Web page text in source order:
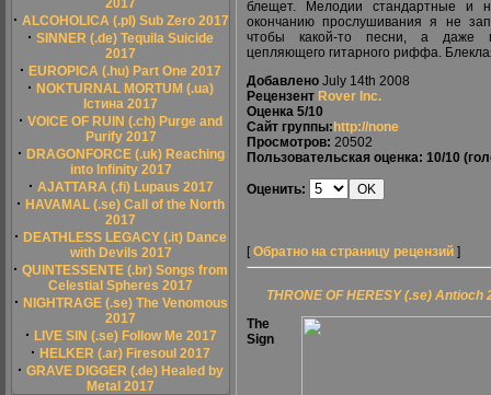
2017
· ALCOHOLICA (.pl) Sub Zero 2017
· SINNER (.de) Tequila Suicide
2017
· EUROPICA (.hu) Part One 2017
· NOKTURNAL MORTUM (.ua)
Істина 2017
· VOICE OF RUIN (.ch) Purge and
Purify 2017
· DRAGONFORCE (.uk) Reaching
into Infinity 2017
· AJATTARA (.fi) Lupaus 2017
· HAVAMAL (.se) Call of the North
2017
· DEATHLESS LEGACY (.it) Dance
with Devils 2017
· QUINTESSENTE (.br) Songs from
Celestial Spheres 2017
· NIGHTRAGE (.se) The Venomous
2017
· LIVE SIN (.se) Follow Me 2017
· HELKER (.ar) Firesoul 2017
· GRAVE DIGGER (.de) Healed by
Metal 2017
блещет. Мелодии стандартные и
окончанию прослушивания я не
чтобы какой-то песни, а даже
цепляющего гитарного риффа.
Добавлено July 14th 2008
Рецензент Rover Inc.
Оценка 5/10
Сайт группы: http://none
Просмотров: 20502
Пользовательская оценка: 10/10
Оценить:
[Обратно на страницу рецензий ]
THRONE OF HERESY (.se) Antioch
The
Sign